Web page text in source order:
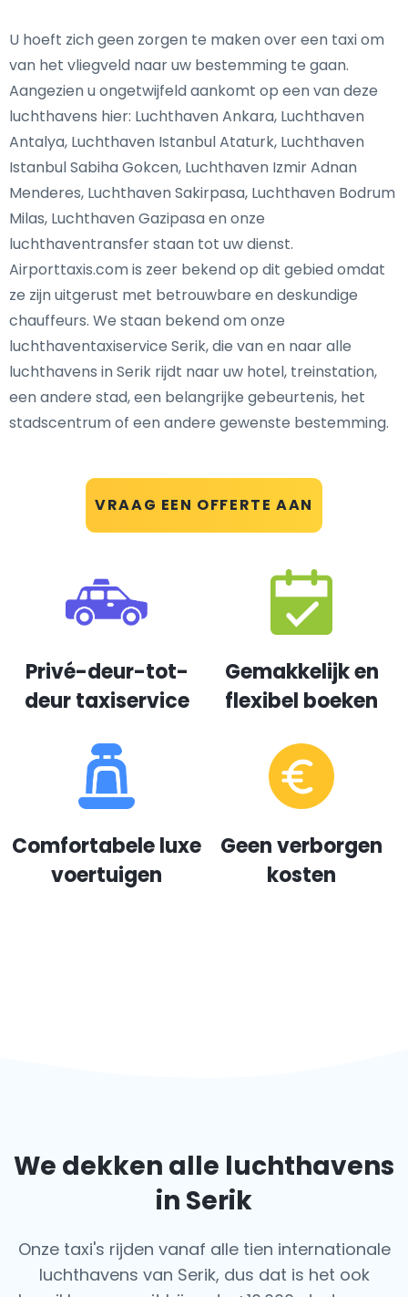
VRAAG EEN OFFERTE AAN
U hoeft zich geen zorgen te maken over een taxi om
van het vliegveld naar uw bestemming te gaan.
Aangezien u ongetwijfeld aankomt op een van deze
luchthavens hier: Luchthaven Ankara, Luchthaven
Antalya, Luchthaven Istanbul Ataturk, Luchthaven
Istanbul Sabiha Gokcen, Luchthaven Izmir Adnan
Menderes, Luchthaven Sakirpasa, Luchthaven Bodrum
Milas, Luchthaven Gazipasa en onze
luchthaventransfer staan tot uw dienst.
Airporttaxis.com is zeer bekend op dit gebied omdat
ze zijn uitgerust met betrouwbare en deskundige
chauffeurs. We staan bekend om onze
luchthaventaxiservice Serik, die van en naar alle
luchthavens in Serik rijdt naar uw hotel, treinstation,
een andere stad, een belangrijke gebeurtenis, het
stadscentrum of een andere gewenste bestemming.
Privé-deur-tot-
deur taxiservice
Gemakkelijk en
flexibel boeken
Comfortabele luxe
voertuigen
Geen verborgen
kosten
We dekken alle luchthavens
in Serik
Onze taxi's rijden vanaf alle tien internationale
luchthavens van Serik, dus dat is het ook